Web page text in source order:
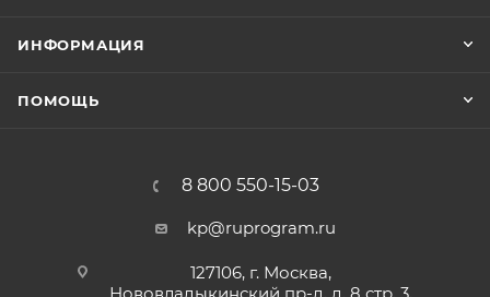
ИНФОРМАЦИЯ
ПОМОЩЬ
8 800 550-15-03
kp@ruprogram.ru
127106, г. Москва,